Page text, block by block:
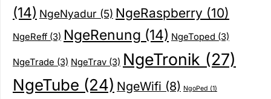
(14) NgeNyadur (5) NgeRaspberry (10)
NgeReff (3) NgeRenung (14) NgeToped (3)
NgeTrade (3) NgeTrav (3) NgeTronik (27)
NgeTube (24) NgeWifi (8) NgoPed (1)